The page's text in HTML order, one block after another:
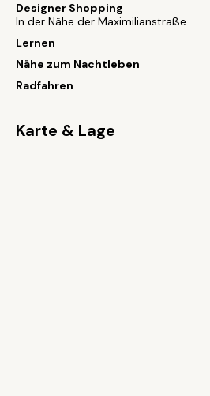
Designer Shopping
In der Nähe der Maximilianstraße.
Lernen
Nähe zum Nachtleben
Radfahren
Karte & Lage